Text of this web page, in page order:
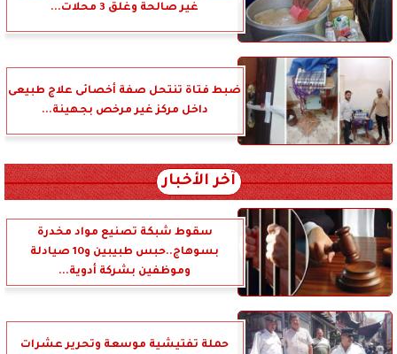
غير صالحة وغلق 3 محلات...
ضبط فتاة تنتحل صفة أخصائى علاج طبيعى
داخل مركز غير مرخص بجهينة...
آخر الأخبار
سقوط شبكة تصنيع مواد مخدرة
بسوهاج..حبس طبيبين و10 صيادلة
وموظفين بشركة أدوية...
حملة تفتيشية موسعة وتحرير عشرات